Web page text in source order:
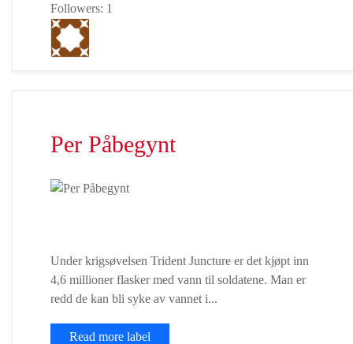
Followers: 1
Per Påbegynt
Under krigsøvelsen Trident Juncture er det kjøpt inn
4,6 millioner flasker med vann til soldatene. Man er
redd de kan bli syke av vannet i...
Read more label